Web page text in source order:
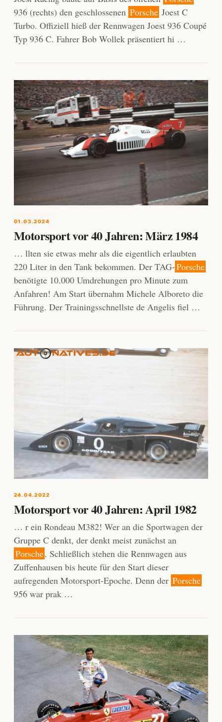
936 (rechts) den geschlossenen Porsche Joest C
Turbo. Offiziell hieß der Rennwagen Joest 936 Coupé
Typ 936 C. Fahrer Bob Wollek präsentiert hi …
01.03.2024
Motorsport vor 40 Jahren: März 1984
… llten sie etwas mehr als die eigentlich erlaubten
220 Liter in den Tank bekommen. Der TAG-Porsche
benötigte 10.000 Umdrehungen pro Minute zum
Anfahren! Am Start übernahm Michele Alboreto die
Führung. Der Trainingsschnellste de Angelis fiel …
24.04.2022
Motorsport vor 40 Jahren: April 1982
… r ein Rondeau M382! Wer an die Sportwagen der
Gruppe C denkt, der denkt meist zunächst an
Porsche. Schließlich stehen die Rennwagen aus
Zuffenhausen bis heute für den Start dieser
aufregenden Motorsport-Epoche. Denn der Porsche
956 war prak …